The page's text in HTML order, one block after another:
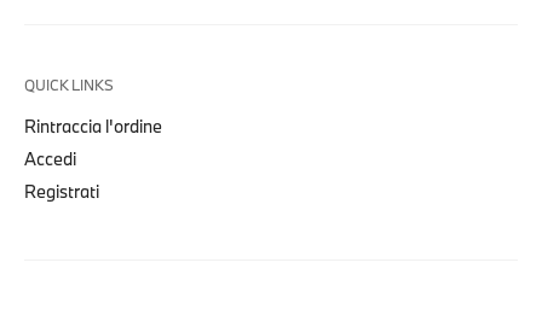
QUICK LINKS
Rintraccia l'ordine
Accedi
Registrati